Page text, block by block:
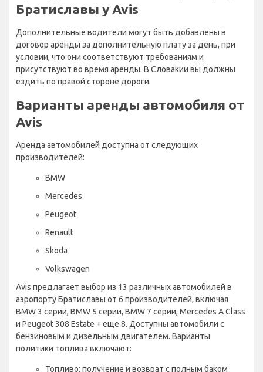
Братиславы у Avis
Дополнительные водители могут быть добавлены в
договор аренды за дополнительную плату за день, при
условии, что они соответствуют требованиям и
присутствуют во время аренды. В Словакии вы должны
ездить по правой стороне дороги.
Варианты аренды автомобиля от
Avis
Аренда автомобилей доступна от следующих
производителей:
BMW
Mercedes
Peugeot
Renault
Skoda
Volkswagen
Avis предлагает выбор из 13 различных автомобилей в
аэропорту Братиславы от 6 производителей, включая
BMW 3 серии, BMW 5 серии, BMW 7 серии, Mercedes A Class
и Peugeot 308 Estate + еще 8. Доступны автомобили с
бензиновым и дизельным двигателем. Варианты
политики топлива включают:
Топливо: получение и возврат с полным баком